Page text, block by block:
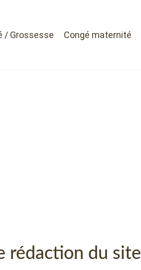
/ Grossesse Congé maternité
rédaction du site